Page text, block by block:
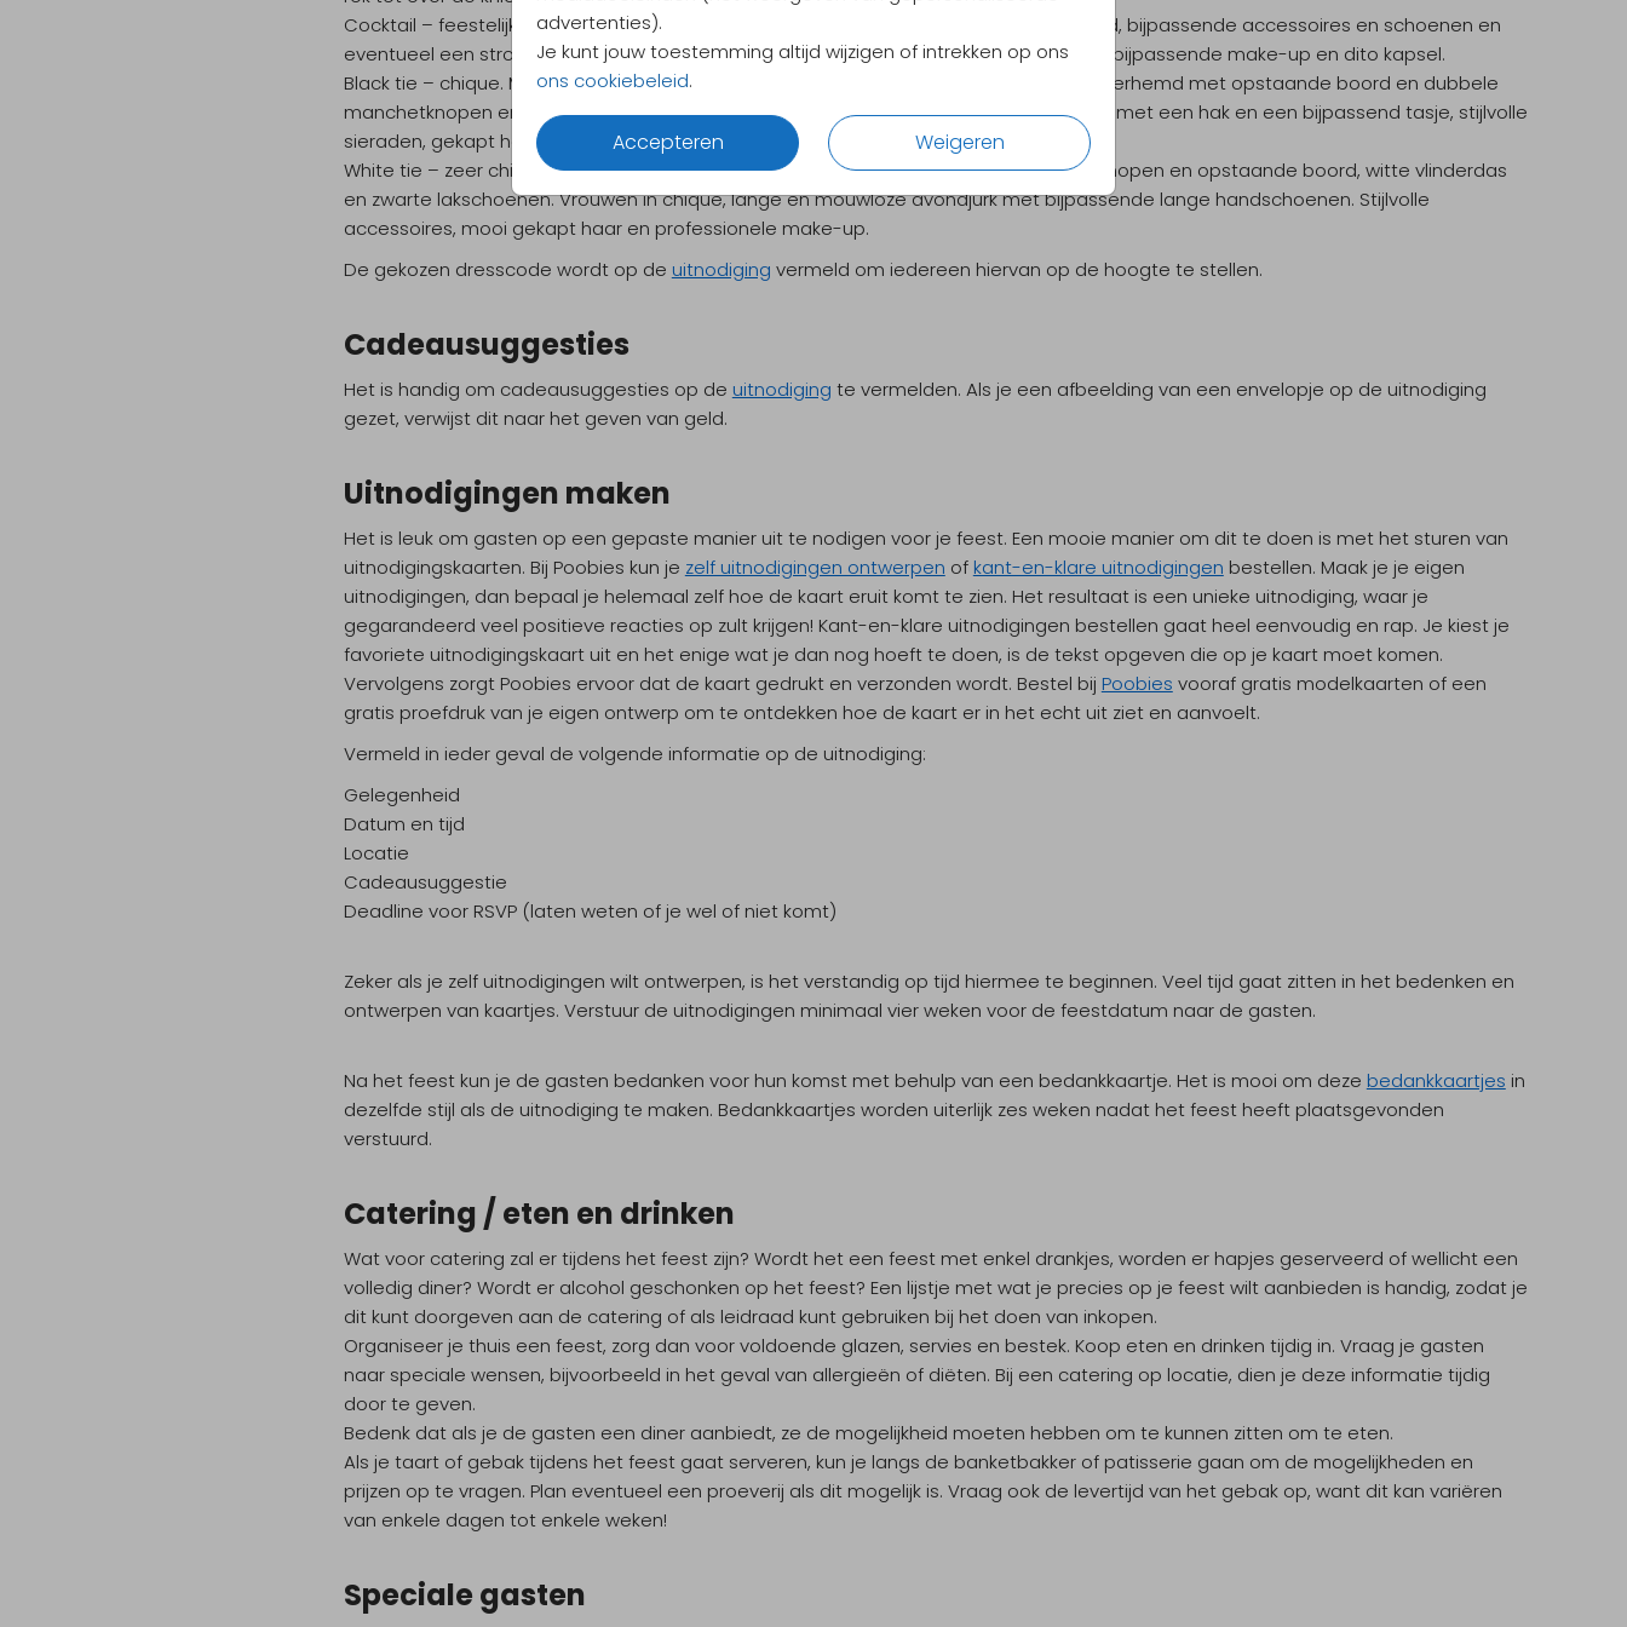
advertenties).
Je kunt jouw toestemming altijd wijzigen of intrekken op ons
ons cookiebeleid.
Accepteren Weigeren
Cocktail – feestelijk chique. Mannen in donkerkleurig pak met wit of gekleurd overhemd, bijpassende accessoires en schoenen en
eventueel een stropdas. Vrouwen dragen een korte, feestelijke jurk met hoge hakken, bijpassende make-up en dito kapsel.
Black tie – chique. Mannen in smoking, zwarte leren schoenen en zwarte sokken, wit overhemd met opstaande boord en dubbele
manchetknopen en een zwarte vlinderstrik. Vrouwen: lange avondjurk, open schoenen met een hak en een bijpassend tasje, stijlvolle
sieraden, gekapt haar en mooie make-up.
White tie – zeer chique. Mannen in rokkostuum, wit overhemd met dubbele manchetknopen en opstaande boord, witte vlinderdas
en zwarte lakschoenen. Vrouwen in chique, lange en mouwloze avondjurk met bijpassende lange handschoenen. Stijlvolle
accessoires, mooi gekapt haar en professionele make-up.
De gekozen dresscode wordt op de uitnodiging vermeld om iedereen hiervan op de hoogte te stellen.
Cadeausuggesties
Het is handig om cadeausuggesties op de uitnodiging te vermelden. Als je een afbeelding van een envelopje op de uitnodiging
gezet, verwijst dit naar het geven van geld.
Uitnodigingen maken
Het is leuk om gasten op een gepaste manier uit te nodigen voor je feest. Een mooie manier om dit te doen is met het sturen van
uitnodigingskaarten. Bij Poobies kun je zelf uitnodigingen ontwerpen of kant-en-klare uitnodigingen bestellen. Maak je je eigen
uitnodigingen, dan bepaal je helemaal zelf hoe de kaart eruit komt te zien. Het resultaat is een unieke uitnodiging, waar je
gegarandeerd veel positieve reacties op zult krijgen! Kant-en-klare uitnodigingen bestellen gaat heel eenvoudig en rap. Je kiest je
favoriete uitnodigingskaart uit en het enige wat je dan nog hoeft te doen, is de tekst opgeven die op je kaart moet komen.
Vervolgens zorgt Poobies ervoor dat de kaart gedrukt en verzonden wordt. Bestel bij Poobies vooraf gratis modelkaarten of een
gratis proefdruk van je eigen ontwerp om te ontdekken hoe de kaart er in het echt uit ziet en aanvoelt.
Vermeld in ieder geval de volgende informatie op de uitnodiging:
Gelegenheid
Datum en tijd
Locatie
Cadeausuggestie
Deadline voor RSVP (laten weten of je wel of niet komt)
Zeker als je zelf uitnodigingen wilt ontwerpen, is het verstandig op tijd hiermee te beginnen. Veel tijd gaat zitten in het bedenken en
ontwerpen van kaartjes. Verstuur de uitnodigingen minimaal vier weken voor de feestdatum naar de gasten.
Na het feest kun je de gasten bedanken voor hun komst met behulp van een bedankkaartje. Het is mooi om deze bedankkaartjes in
dezelfde stijl als de uitnodiging te maken. Bedankkaartjes worden uiterlijk zes weken nadat het feest heeft plaatsgevonden
verstuurd.
Catering / eten en drinken
Wat voor catering zal er tijdens het feest zijn? Wordt het een feest met enkel drankjes, worden er hapjes geserveerd of wellicht een
volledig diner? Wordt er alcohol geschonken op het feest? Een lijstje met wat je precies op je feest wilt aanbieden is handig, zodat je
dit kunt doorgeven aan de catering of als leidraad kunt gebruiken bij het doen van inkopen.
Organiseer je thuis een feest, zorg dan voor voldoende glazen, servies en bestek. Koop eten en drinken tijdig in. Vraag je gasten
naar speciale wensen, bijvoorbeeld in het geval van allergieën of diëten. Bij een catering op locatie, dien je deze informatie tijdig
door te geven.
Bedenk dat als je de gasten een diner aanbiedt, ze de mogelijkheid moeten hebben om te kunnen zitten om te eten.
Als je taart of gebak tijdens het feest gaat serveren, kun je langs de banketbakker of patisserie gaan om de mogelijkheden en
prijzen op te vragen. Plan eventueel een proeverij als dit mogelijk is. Vraag ook de levertijd van het gebak op, want dit kan variëren
van enkele dagen tot enkele weken!
Speciale gasten